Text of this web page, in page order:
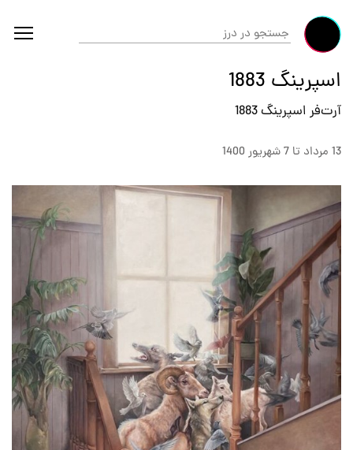
اسپرینگ 1883
آرت‌فر اسپرینگ 1883
13 مرداد تا 7 شهريور 1400